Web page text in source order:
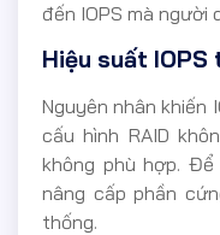
đến IOPS mà người
Hiệu suất IOPS
Nguyên nhân khiến
cấu hình RAID
không phù hợp.
nâng cấp phần
thống.